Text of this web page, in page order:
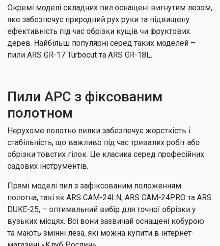
Окремі моделі складних пил оснащені вигнутим лезом,
яке забезпечує природний рух руки та підвищену
ефективність під час обрізки кущів чи фруктових
дерев. Найбільш популярні серед таких моделей –
пили ARS GR-17 Turbocut та ARS GR-18L.
Пили АРС з фіксованим
полотном
Нерухоме полотно пилки забезпечує жорсткість і
стабільність, що важливо під час тривалих робіт або
обрізки товстих гілок. Це класика серед професійних
садових інструментів.
Прямі моделі пил з зафіксованим положенням
полотна, такі як ARS CAM-24LN, ARS CAM-24PRO та ARS
DUKE-25, – оптимальний вибір для точної обрізки у
вузьких місцях. Всі вони зазвичай оснащені кобурою
та мають змінні леза, які можна купити в інтернет-